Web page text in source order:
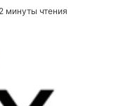
2 минуты чтения